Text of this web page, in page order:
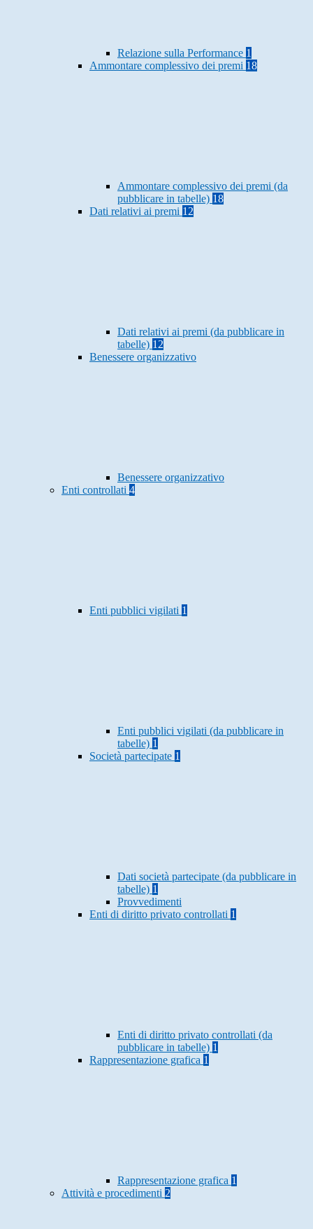
Relazione sulla Performance 1
Ammontare complessivo dei premi 18
Ammontare complessivo dei premi (da
pubblicare in tabelle) 18
Dati relativi ai premi 12
Dati relativi ai premi (da pubblicare in
tabelle) 12
Benessere organizzativo
Benessere organizzativo
Enti controllati 4
Enti pubblici vigilati 1
Enti pubblici vigilati (da pubblicare in
tabelle) 1
Società partecipate 1
Dati società partecipate (da pubblicare in
tabelle) 1
Provvedimenti
Enti di diritto privato controllati 1
Enti di diritto privato controllati (da
pubblicare in tabelle) 1
Rappresentazione grafica 1
Rappresentazione grafica 1
Attività e procedimenti 2